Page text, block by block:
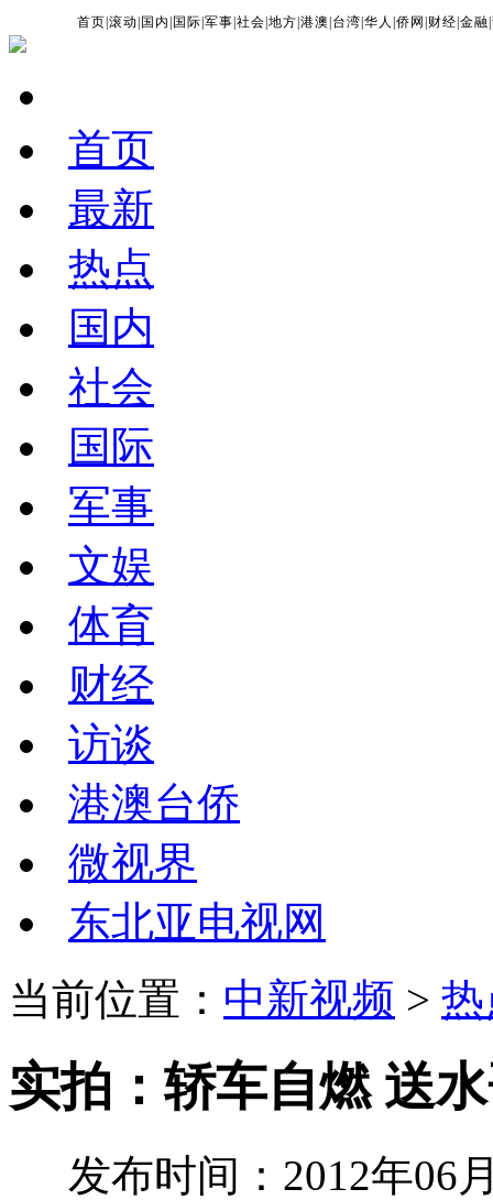
首页 |滚动 国内 国际 |军事 |社会 |地方 |港澳 台湾 |华人 |侨网 财经 |金融 |
首页
最新
热点
国内
社会
国际
军事
文娱
体育
财经
访谈
港澳台侨
微视界
东北亚电视网
当前位置： 中新视频 >
实拍：轿车自燃 送
发布时间：2012年06